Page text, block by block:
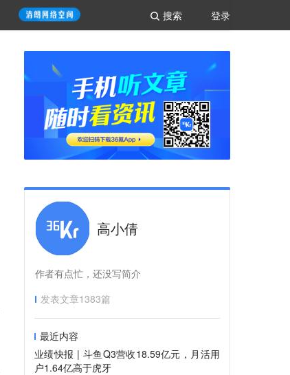
登录
搜索
高小倩
作者有点忙，还没写简介
发表文章1383篇
最近内容
业绩快报 | ​斗鱼Q3营收18.59亿元，月活用
户1.64亿高于虎牙